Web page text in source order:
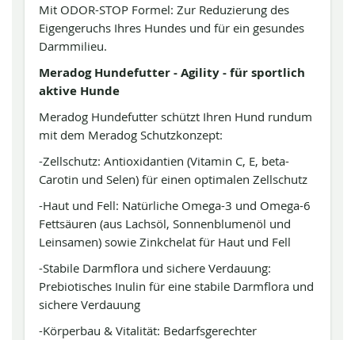
Mit ODOR-STOP Formel: Zur Reduzierung des
Eigengeruchs Ihres Hundes und für ein gesundes
Darmmilieu.
Meradog Hundefutter - Agility - für sportlich
aktive Hunde
Meradog Hundefutter schützt Ihren Hund rundum
mit dem Meradog Schutzkonzept:
-Zellschutz: Antioxidantien (Vitamin C, E, beta-
Carotin und Selen) für einen optimalen Zellschutz
-Haut und Fell: Natürliche Omega-3 und Omega-6
Fettsäuren (aus Lachsöl, Sonnenblumenöl und
Leinsamen) sowie Zinkchelat für Haut und Fell
-Stabile Darmflora und sichere Verdauung:
Prebiotisches Inulin für eine stabile Darmflora und
sichere Verdauung
-Körperbau & Vitalität: Bedarfsgerechter